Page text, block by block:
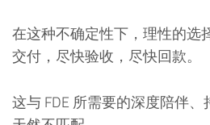
在这种不确定性下，理性的选
交付，尽快验收，尽快回款。
这与 FDE 所需要的深度陪伴、